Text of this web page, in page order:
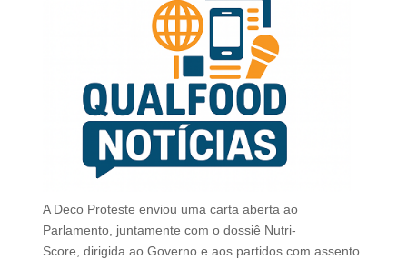
A Deco Proteste enviou uma carta aberta ao
Parlamento, juntamente com o dossiê Nutri-
Score, dirigida ao Governo e aos partidos com assento